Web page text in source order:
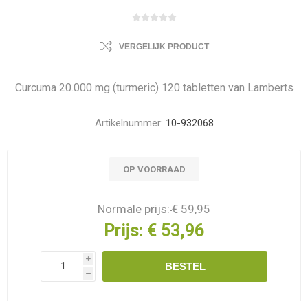
VERGELIJK PRODUCT
Curcuma 20.000 mg (turmeric) 120 tabletten van Lamberts
Artikelnummer: 10-932068
OP VOORRAAD
Normale prijs:€ 59,95
Prijs: € 53,96
i
h
BESTEL